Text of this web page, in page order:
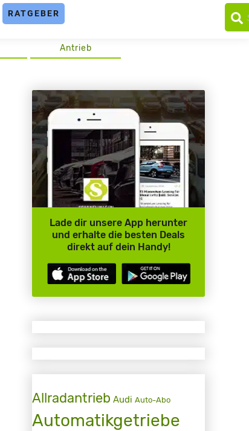
RATGEBER
Antrieb
Lade dir unsere App herunter
und erhalte die besten Deals
direkt auf dein Handy!
Allradantrieb Audi Auto-Abo
Automatikgetriebe